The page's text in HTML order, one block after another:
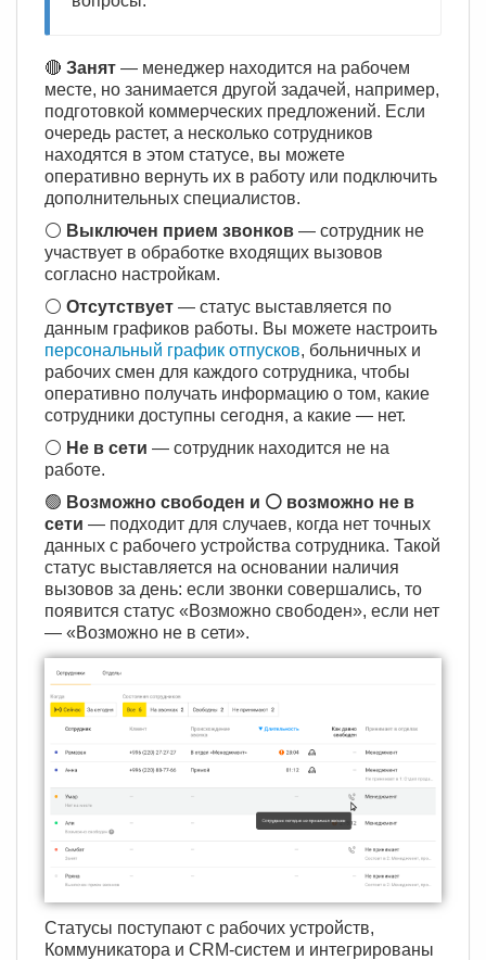
🔴 Занят — менеджер находится на рабочем
месте, но занимается другой задачей, например,
подготовкой коммерческих предложений. Если
очередь растет, а несколько сотрудников
находятся в этом статусе, вы можете
оперативно вернуть их в работу или подключить
дополнительных специалистов.
⚪️ Выключен прием звонков — сотрудник не
участвует в обработке входящих вызовов
согласно настройкам.
⚪️ Отсутствует — статус выставляется по
данным графиков работы. Вы можете настроить
персональный график отпусков, больничных и
рабочих смен для каждого сотрудника, чтобы
оперативно получать информацию о том, какие
сотрудники доступны сегодня, а какие — нет.
⚪️ Не в сети — сотрудник находится не на
работе.
🟢 Возможно свободен и ⚪️ возможно не в
сети — подходит для случаев, когда нет точных
данных с рабочего устройства сотрудника. Такой
статус выставляется на основании наличия
вызовов за день: если звонки совершались, то
появится статус «Возможно свободен», если нет
— «Возможно не в сети».
Статусы поступают с рабочих устройств,
Коммуникатора и CRM-систем и интегрированы